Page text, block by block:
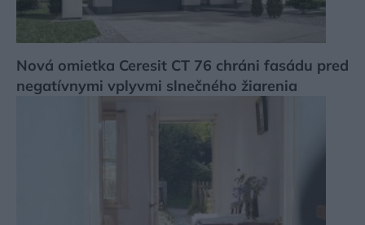
Nová omietka Ceresit CT 76 chráni fasádu pred
negatívnymi vplyvmi slnečného žiarenia